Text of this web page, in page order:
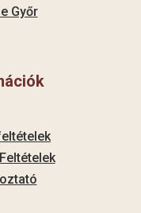
Győr